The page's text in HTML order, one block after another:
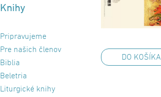
DO KOŠÍKA
Knihy
Pripravujeme
Pre našich členov
Biblia
Beletria
Liturgické knihy